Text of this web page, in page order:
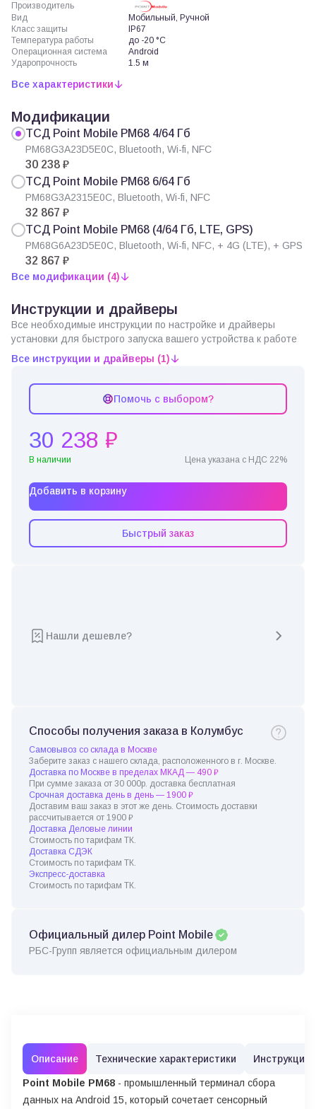
Производитель
Вид
Мобильный, Ручной
Класс защиты
IP67
Температура работы
до -20 °C
Операционная система
Android
Ударопрочность
1.5 м
Все характеристики
Модификации
ТСД Point Mobile PM68 4/64 Гб
PM68G3A23D5E0C, Bluetooth, Wi-fi, NFC
30 238 ₽
ТСД Point Mobile PM68 6/64 Гб
PM68G3A2315E0C, Bluetooth, Wi-fi, NFC
32 867 ₽
ТСД Point Mobile PM68 (4/64 Гб, LTE, GPS)
PM68G6A23D5E0C, Bluetooth, Wi-fi, NFC, + 4G (LTE), + GPS
32 867 ₽
Все модификации (4)
Инструкции и драйверы
Все необходимые инструкции по настройке и драйверы
установки для быстрого запуска вашего устройства к работе
Все инструкции и драйверы (1)
Помочь с выбором?
30 238 ₽
В наличии Цена указана с НДС 22%
Добавить в корзину
Быстрый заказ
Нашли дешевле?
Способы получения заказа в Колумбус
Самовывоз со склада в Москве
Заберите заказ с нашего склада, расположенного в г. Москве.
Доставка по Москве в пределах МКАД — 490 ₽
При сумме заказа от 30 000р. доставка бесплатная
Срочная доставка день в день — 1900 ₽
Доставим ваш заказ в этот же день. Стоимость доставки
рассчитывается от 1900 ₽
Доставка Деловые линии
Стоимость по тарифам ТК.
Доставка СДЭК
Стоимость по тарифам ТК.
Экспресс-доставка
Стоимость по тарифам ТК.
Официальный дилер Point Mobile
РБС-Групп является официальным дилером
Описание Технические характеристики Инструкции
Point Mobile PM68 - промышленный терминал сбора
данных на Android 15, который сочетает сенсорный